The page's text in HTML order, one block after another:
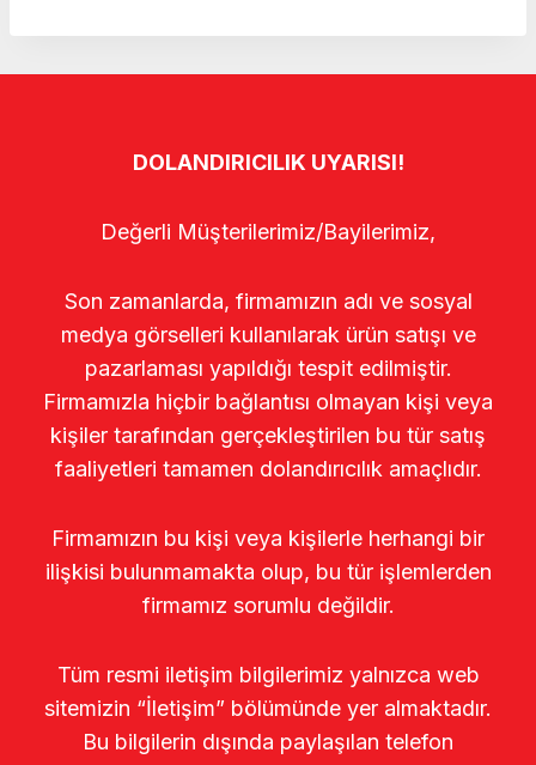
DOLANDIRICILIK UYARISI!
Değerli Müşterilerimiz/Bayilerimiz,
Son zamanlarda, firmamızın adı ve sosyal
medya görselleri kullanılarak ürün satışı ve
pazarlaması yapıldığı tespit edilmiştir.
Firmamızla hiçbir bağlantısı olmayan kişi veya
kişiler tarafından gerçekleştirilen bu tür satış
faaliyetleri tamamen dolandırıcılık amaçlıdır.
Firmamızın bu kişi veya kişilerle herhangi bir
ilişkisi bulunmamakta olup, bu tür işlemlerden
firmamız sorumlu değildir.
Tüm resmi iletişim bilgilerimiz yalnızca web
sitemizin “İletişim” bölümünde yer almaktadır.
Bu bilgilerin dışında paylaşılan telefon